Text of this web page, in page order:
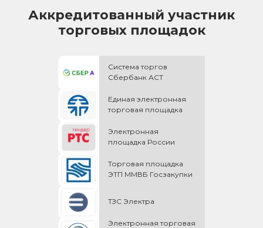
Аккредитованный участник
торговых площадок
Система торгов
Сбербанк АСТ
Единая электронная
торговая площадка
Электронная
площадка России
Торговая площадка
ЭТП ММВБ Госзакупки
ТЗС Электра
Электронная торговая